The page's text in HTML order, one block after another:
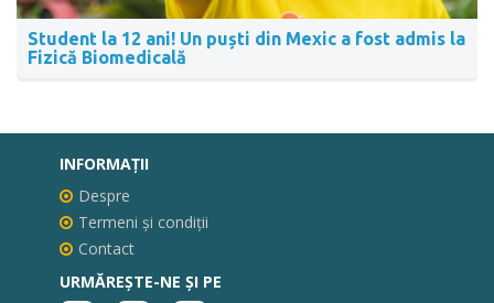
Student la 12 ani! Un puști din Mexic a fost admis la
Fizică Biomedicală
INFORMAŢII
Despre
Termeni și condiții
Contact
URMĂREȘTE-NE ȘI PE